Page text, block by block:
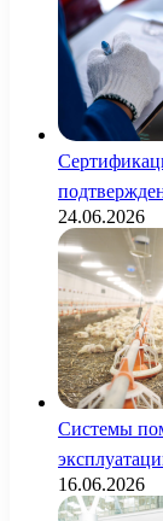
24.06.2026
Системы
16.06.2026